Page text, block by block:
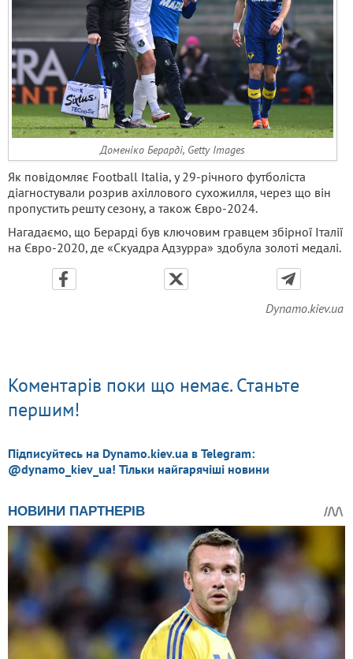
Доменіко Берарді, Getty Images
Як повідомляє Football Italia, у 29-річного футболіста
діагностували розрив ахіллового сухожилля, через що він
пропустить решту сезону, а також Євро-2024.
Нагадаємо, що Берарді був ключовим гравцем збірної Італії
на Євро-2020, де «Скуадра Адзурра» здобула золоті медалі.
Dynamo.kiev.ua
Коментарів поки що немає. Станьте
першим!
Підписуйтесь на Dynamo.kiev.ua в Telegram:
@dynamo_kiev_ua! Тільки найгарячіші новини